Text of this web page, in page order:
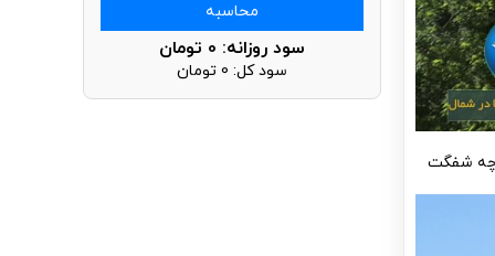
چه شفگت
محاسبه
سود روزانه: 0 تومان
سود کل: 0 تومان